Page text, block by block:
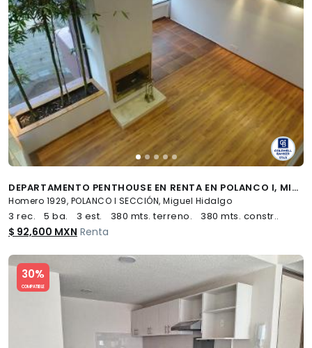
DEPARTAMENTO PENTHOUSE EN RENTA EN POLANCO I, MIGUEL HIDALGO, CDMX
Homero 1929, POLANCO I SECCIÓN, Miguel Hidalgo
3 rec. 5 ba. 3 est. 380 mts. terreno. 380 mts. constr..
$ 92,600 MXN Renta
30%
COMPATIBLE
Slide 1 of 5